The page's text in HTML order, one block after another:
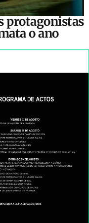
protagonistas
o ano